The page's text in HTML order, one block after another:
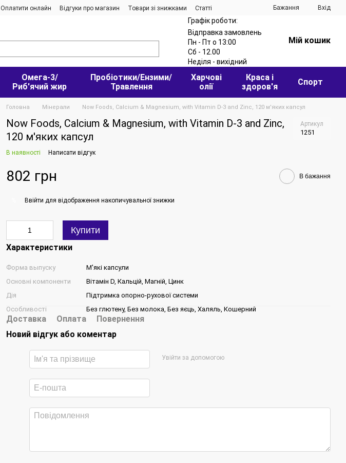
Оплатити онлайн Відгуки про магазин Товари зі знижками Статті Бажання Вхід
Графік роботи:
Відправка замовлень
Пн - Пт о 13:00
Сб - 12.00
Неділя - вихідний
Мій кошик
Омега-3/
Риб'ячий жир
Пробіотики/Ензими/
Травлення
Харчові
олії
Краса і
здоров'я
Спорт
Головна Мінерали Now Foods, Calcium & Magnesium, with Vitamin D-3 and Zinc, 120 м'яких капсул
Now Foods, Calcium & Magnesium, with Vitamin D-3 and Zinc,
120 м'яких капсул
Артикул
1251
В наявності Написати відгук
802 грн В бажання
Ввійти для відображення накопичувальної знижки
Купити
Характеристики
Форма выпуску
М'які капсули
Основні компоненти
Вітамін D, Кальцій, Магній, Цинк
Дія
Підтримка опорно-рухової системи
Особливості
Без глютену, Без молока, Без яєць, Халяль, Кошерний
Доставка Оплата
Повернення
Новий відгук або коментар
Увійти за допомогою